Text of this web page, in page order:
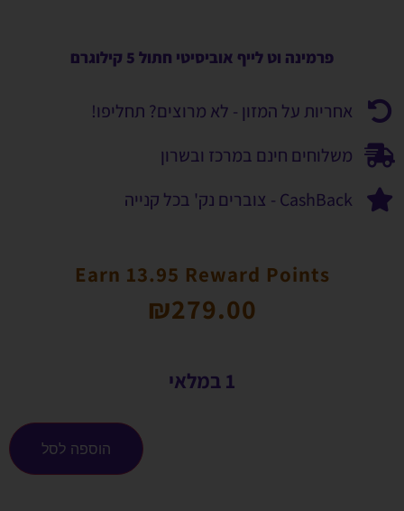
פרמינה וט לייף אוביסיטי חתול 5 קילוגרם
אחריות על המזון - לא מרוצים? תחליפו!
משלוחים חינם במרכז ובשרון
CashBack - צוברים נק' בכל קנייה
Earn 13.95 Reward Points
₪279.00
1 במלאי
הוספה לסל